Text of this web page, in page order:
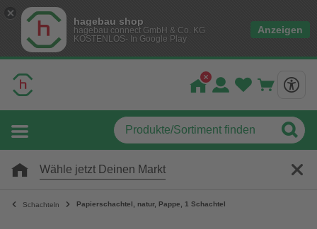
hagebau shop
hagebau connect GmbH & Co. KG
KOSTENLOS- In Google Play
Anzeigen
Wähle jetzt Deinen Markt
Schachteln Papierschachtel, natur, Pappe, 1 Schachtel